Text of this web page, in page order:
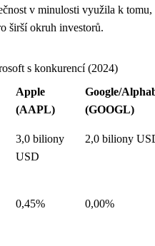
v minulosti využila k tomu,
širší okruh investorů.
s konkurencí (2024)
Apple
(AAPL)
Google/
(GOOGL)
3,0 biliony
USD
2,0 biliony
0,45% 0,00%